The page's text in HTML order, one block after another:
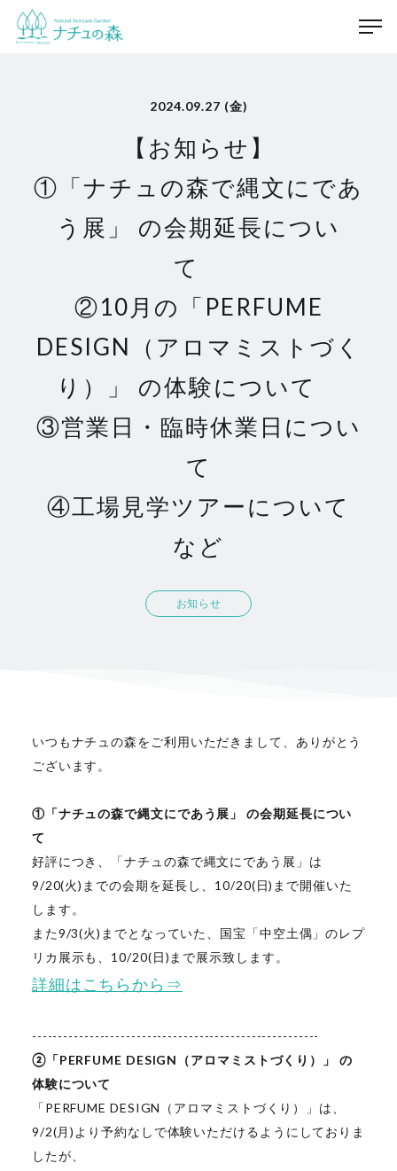
2024.09.27 (金)
【お知らせ】
①「ナチュの森で縄文にであ
う展」 の会期延長につい
て
②10月の「PERFUME
DESIGN（アロマミストづく
り）」 の体験について
③営業日・臨時休業日につい
て
④工場見学ツアーについて
など
お知らせ
いつもナチュの森をご利用いただきまして、ありがとう
ございます。
①「ナチュの森で縄文にであう展」 の会期延長につい
て
好評につき、「ナチュの森で縄文にであう展」は
9/20(火)までの会期を延長し、10/20(日)まで開催いた
します。
また9/3(火)までとなっていた、国宝「中空土偶」のレプ
リカ展示も、10/20(日)まで展示致します。
詳細はこちらから⇒
-------------------------------------------------------
②「PERFUME DESIGN（アロマミストづくり）」 の
体験について
「PERFUME DESIGN（アロマミストづくり）」は、
9/2(月)より予約なしで体験いただけるようにしておりま
したが、